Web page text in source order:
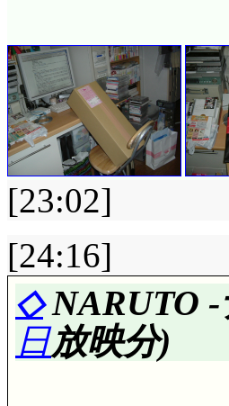
[23:02]
[24:16]
◇NARUTO -
日放映分)